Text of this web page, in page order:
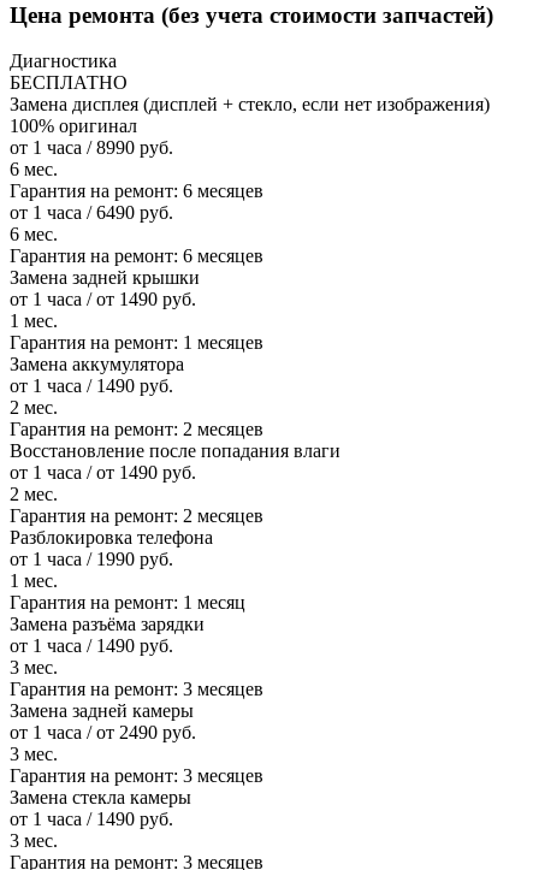
Цена ремонта (без учета стоимости запчастей)
Диагностика
БЕСПЛАТНО
Замена дисплея (дисплей + стекло, если нет изображения)
100% оригинал
от 1 часа / 8990 руб.
6 мес.
Гарантия на ремонт: 6 месяцев
от 1 часа / 6490 руб.
6 мес.
Гарантия на ремонт: 6 месяцев
Замена задней крышки
от 1 часа / от 1490 руб.
1 мес.
Гарантия на ремонт: 1 месяцев
Замена аккумулятора
от 1 часа / 1490 руб.
2 мес.
Гарантия на ремонт: 2 месяцев
Восстановление после попадания влаги
от 1 часа / от 1490 руб.
2 мес.
Гарантия на ремонт: 2 месяцев
Разблокировка телефона
от 1 часа / 1990 руб.
1 мес.
Гарантия на ремонт: 1 месяц
Замена разъёма зарядки
от 1 часа / 1490 руб.
3 мес.
Гарантия на ремонт: 3 месяцев
Замена задней камеры
от 1 часа / от 2490 руб.
3 мес.
Гарантия на ремонт: 3 месяцев
Замена стекла камеры
от 1 часа / 1490 руб.
3 мес.
Гарантия на ремонт: 3 месяцев